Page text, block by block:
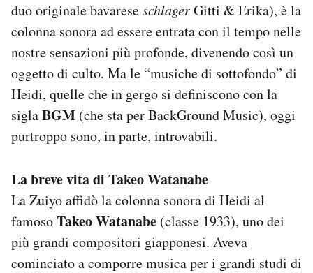
duo originale bavareseschlagerGitti & Erika), è la
colonna sonora ad essere entrata con il tempo nelle
nostre sensazioni più profonde, divenendo così un
oggetto di culto. Ma le “musiche di sottofondo” di
Heidi, quelle che in gergo si definiscono con la
siglaBGM (che sta per BackGround Music), oggi
purtroppo sono, in parte, introvabili.
La breve vita di Takeo Watanabe
La Zuiyo affidò la colonna sonora di Heidi al
famosoTakeo Watanabe (classe 1933), uno dei
più grandi compositori giapponesi. Aveva
cominciato a comporre musica per i grandi studi di